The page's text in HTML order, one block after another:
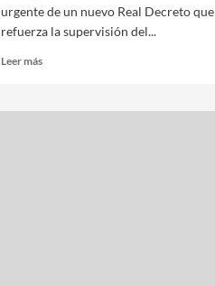
urgente de un nuevo Real Decreto que
refuerza la supervisión del...
Leer más